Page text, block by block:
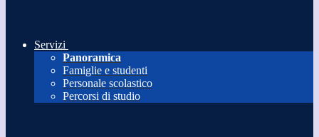
Servizi
Panoramica
Famiglie e studenti
Personale scolastico
Percorsi di studio